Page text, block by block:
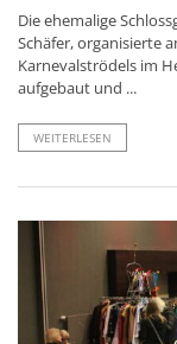
Die ehemalige
Schäfer, organisierte
Karnevalströdels im
aufgebaut und ...
WEITERLESEN